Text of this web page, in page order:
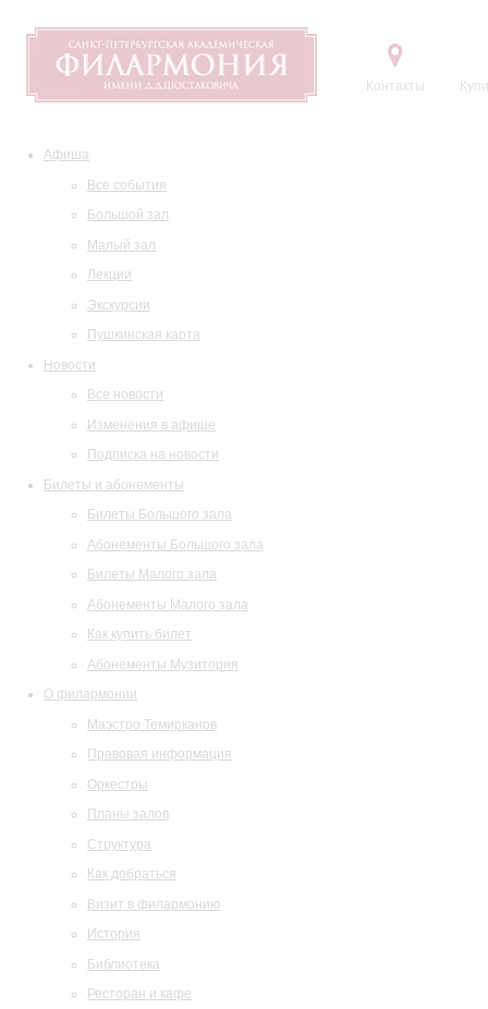
Контакты
Афиша
Все события
Большой зал
Малый зал
Лекции
Экскурсии
Пушкинская карта
Новости
Все новости
Изменения в афише
Подписка на новости
Билеты и абонементы
Билеты Большого зала
Абонементы Большого зала
Билеты Малого зала
Абонементы Малого зала
Как купить билет
Абонементы Музитория
О филармонии
Маэстро Темирканов
Правовая информация
Оркестры
Планы залов
Структура
Как добраться
Визит в филармонию
История
Библиотека
Ресторан и кафе